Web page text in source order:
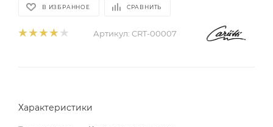
В ИЗБРАННОЕ СРАВНИТЬ
Артикул: CRT-00007
Характеристики